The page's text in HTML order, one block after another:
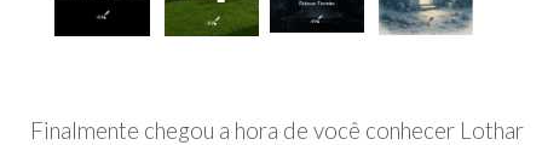
Finalmente chegou a hora de você conhecer Lothar